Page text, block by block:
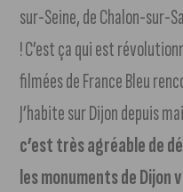
sur-Seine, de Chalon-sur-
! C’est ça qui est
filmées de France Bleu
J’habite sur Dijon depuis
c’est très agréable de
les monuments de Dijon